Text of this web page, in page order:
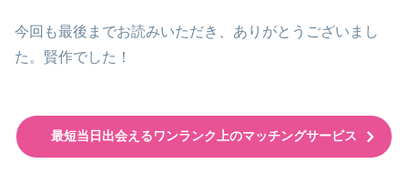
今回も最後までお読みいただき、ありがとうございまし
た。賢作でした！
最短当日出会えるワンランク上のマッチングサービス